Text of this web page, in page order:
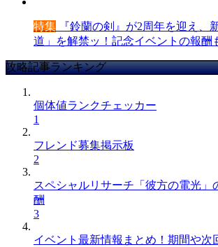
特集 『鈴蘭の剣』が2周年を迎え、
道」を解禁ッ！記念イベントの報酬
攻略記事ランキング
個体値ランクチェッカー
1
フレンド募集掲示板
2
スペシャルリサーチ「彼方の電光」
酬
3
イベント最新情報まとめ！期間や次